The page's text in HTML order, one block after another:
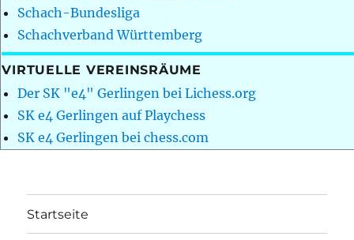
Schach-Bundesliga
Schachverband Württemberg
VIRTUELLE VEREINSRÄUME
Der SK "e4" Gerlingen bei Lichess.org
SK e4 Gerlingen auf Playchess
SK e4 Gerlingen bei chess.com
Startseite